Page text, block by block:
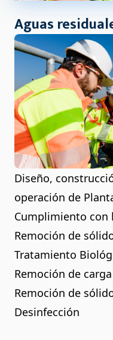
Aguas
Diseño,
operación de
Cumplimiento con
Remoción de
Tratamiento
Remoción de
Remoción de
Desinfección